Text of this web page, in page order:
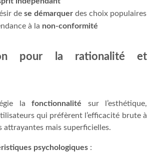
de se démarquer des choix populaires
à la non-conformité
pour la rationalité et
lafonctionnalité sur l’esthétique,
qui préfèrent l’efficacité brute à
attrayantes mais superficielles.
psychologiques :